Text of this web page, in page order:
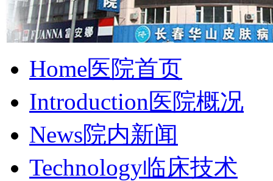
Home医院首页
Introduction医院概况
News院内新闻
Technology临床技术